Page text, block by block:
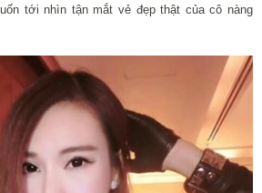
tới nhìn tận mắt vẻ đẹp thật của cô nàng